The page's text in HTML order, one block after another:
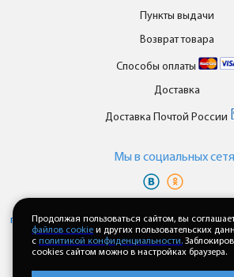
Пункты выдачи
Возврат товара
Способы оплаты
Доставка
Доставка Почтой России
Мы в cоциальных
персональных данныхипользовательского
когда оставляете свои данные в любой
сайте enkor24.ru
Продолжая пользоваться сайтом, вы
файлов cookie и других пользовательских
с политикой конфиденциальности.
cookies сайтом можно в настройках браузера.